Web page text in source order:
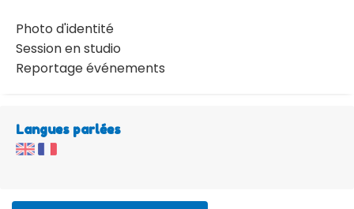
Photo d'identité
Session en studio
Reportage événements
Langues parlées